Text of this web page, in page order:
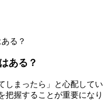
る？
ある？
まったら」と心配して
握することが重要になり